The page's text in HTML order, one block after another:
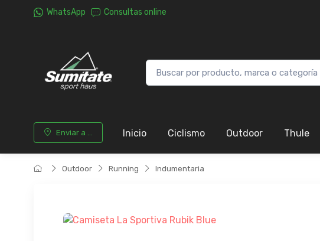
WhatsApp Consultas online
Enviar a ... Inicio Ciclismo Outdoor Thule
Outdoor Running Indumentaria